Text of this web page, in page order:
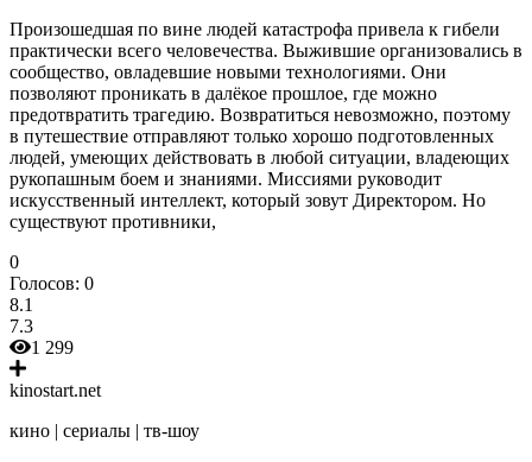
Произошедшая по вине людей катастрофа привела к гибели
практически всего человечества. Выжившие организовались в
сообщество, овладевшие новыми технологиями. Они
позволяют проникать в далёкое прошлое, где можно
предотвратить трагедию. Возвратиться невозможно, поэтому
в путешествие отправляют только хорошо подготовленных
людей, умеющих действовать в любой ситуации, владеющих
рукопашным боем и знаниями. Миссиями руководит
искусственный интеллект, который зовут Директором. Но
существуют противники,
0
Голосов: 0
8.1
7.3
1 299
kinostart.net
кино | сериалы | тв-шоу